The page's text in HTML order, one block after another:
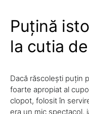
Puțină
la cutia
Dacă răscolești puțin
foarte apropiat al
clopot, folosit în
era un mic spectacol,